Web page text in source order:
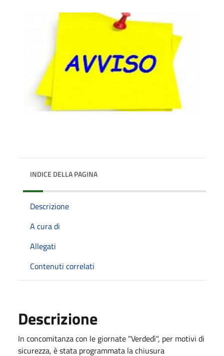
INDICE DELLA PAGINA
Descrizione
A cura di
Allegati
Contenuti correlati
Descrizione
In concomitanza con le giornate "Verdedì", per motivi di
sicurezza, è stata programmata la chiusura